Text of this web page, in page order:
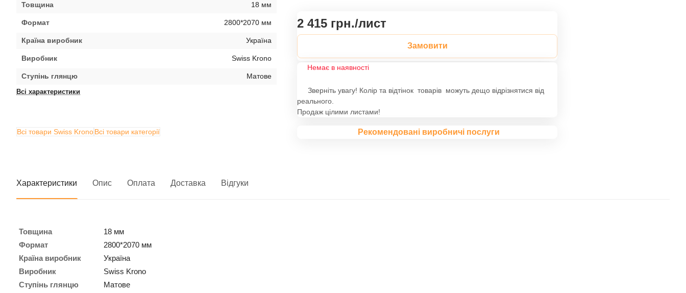
Товщина 18 мм
Формат 2800*2070 мм
Країна виробник Україна
Виробник Swiss Krono
Ступінь глянцю Матове
Всі характеристики
Всі товари Swiss KronoВсі товари категорії
2 415 грн./лист
Замовити
Немає в наявності
Зверніть увагу! Колір та відтінок товарів можуть дещо відрізнятися від
реального.
Продаж цілими листами!
Рекомендовані виробничі послуги
Характеристики Опис Оплата Доставка Відгуки
Товщина
18 мм
Формат
2800*2070 мм
Країна виробник
Україна
Виробник
Swiss Krono
Ступінь глянцю
Матове